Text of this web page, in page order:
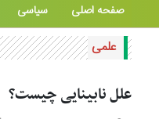
صفحه اصلی سیاسی
علمی
علل نابینایی چیست؟